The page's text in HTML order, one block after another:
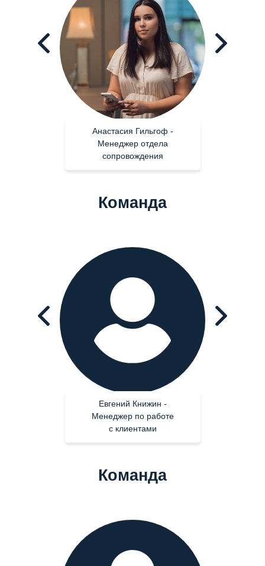
Операционный директор
Анастасия Гильгоф -
Менеджер отдела
сопровождения
Операционный директор
Евгений Книжин -
Менеджер по работе
с клиентами
Команда
Команда